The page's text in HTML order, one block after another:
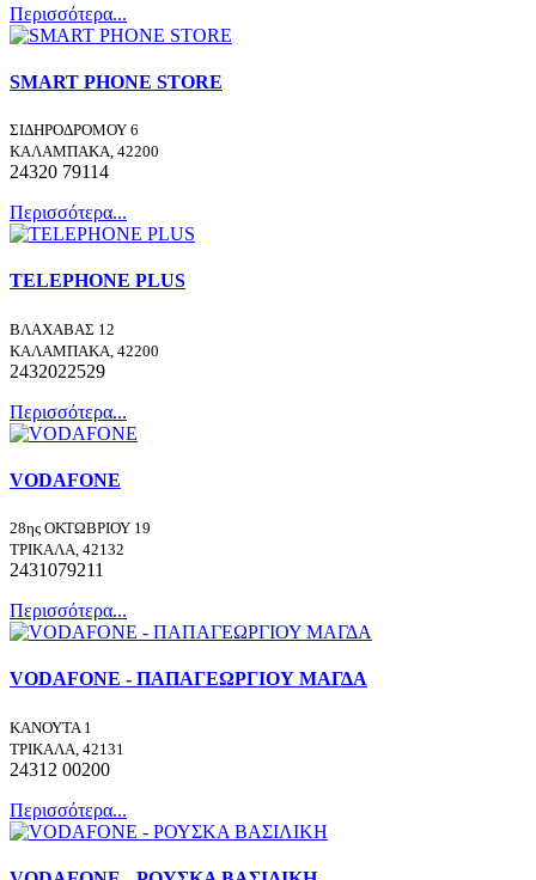
Περισσότερα...
SMART PHONE STORE
ΣΙΔΗΡΟΔΡΟΜΟΥ 6
ΚΑΛΑΜΠΑΚΑ, 42200
24320 79114
Περισσότερα...
TELEPHONE PLUS
ΒΛΑΧΑΒΑΣ 12
ΚΑΛΑΜΠΑΚΑ, 42200
2432022529
Περισσότερα...
VODAFONE
28ης ΟΚΤΩΒΡΙΟΥ 19
ΤΡΙΚΑΛΑ, 42132
2431079211
Περισσότερα...
VODAFONE - ΠΑΠΑΓΕΩΡΓΙΟΥ ΜΑΓΔΑ
ΚΑΝΟΥΤΑ 1
ΤΡΙΚΑΛΑ, 42131
24312 00200
Περισσότερα...